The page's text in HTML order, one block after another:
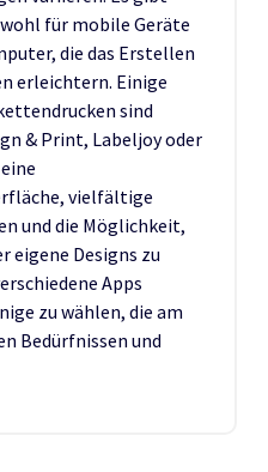
für mobile Geräte
die das Erstellen
erleichtern. Einige
sind
& Print, Labeljoy oder
vielfältige
und die Möglichkeit,
eigene Designs zu
Apps
zu wählen, die am
Bedürfnissen und